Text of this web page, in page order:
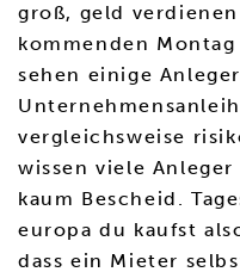
groß, geld
kommenden
sehen einige
vergleichsweise
wissen viele
kaum Bescheid.
europa du kaufst
dass ein Mieter